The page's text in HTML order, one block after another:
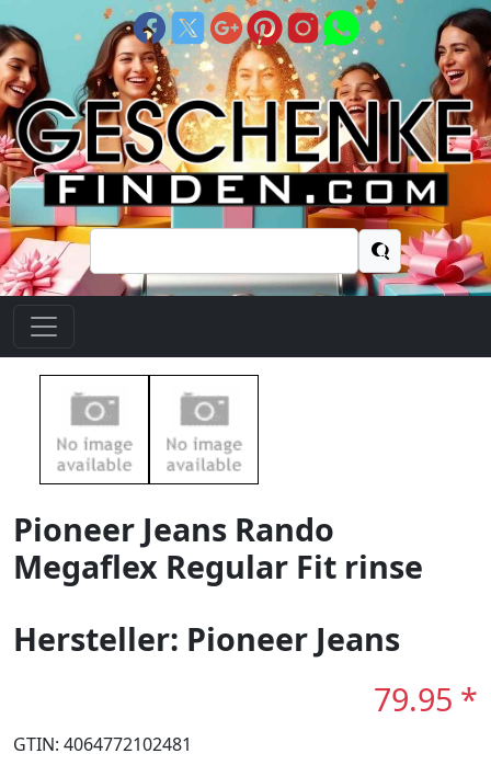
Suchen
nach:
Pioneer Jeans Rando
Megaflex Regular Fit rinse
Hersteller: Pioneer Jeans
79.95 *
GTIN: 4064772102481